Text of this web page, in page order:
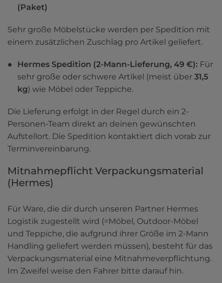
(Paket)
Sehr große Möbelstücke werden per Spedition mit
einem zusätzlichen Zuschlag pro Artikel geliefert.
Hermes Spedition (2-Mann-Lieferung, 49 €): Für
sehr große oder schwere Artikel (meist über 31,5
kg) wie Möbel oder Teppiche.
Die Lieferung erfolgt in der Regel durch ein 2-
Personen-Team direkt an deinen gewünschten
Aufstellort. Die Spedition kontaktiert dich vorab zur
Terminvereinbarung.
Mitnahmepflicht Verpackungsmaterial
(Hermes)
Für Ware, die dir durch unseren Partner Hermes
Logistik zugestellt wird (=Möbel, Outdoor-Möbel
und Teppiche, die aufgrund ihrer Größe im 2-Mann
Handling geliefert werden müssen), besteht für das
Verpackungsmaterial eine Mitnahmeverpflichtung.
Im Zweifel weise den Fahrer bitte darauf hin.